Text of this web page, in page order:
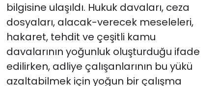
bilgisine ulaşıldı. Hukuk davaları, ceza
dosyaları, alacak-verecek meseleleri,
hakaret, tehdit ve çeşitli kamu
davalarının yoğunluk oluşturduğu ifade
edilirken, adliye çalışanlarının bu yükü
azaltabilmek için yoğun bir çalışma